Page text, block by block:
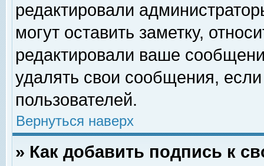
редактировали
могут оставить заметку,
редактировали ваше
удалять свои сообщения,
пользователей.
Вернуться наверх
» Как добавить подпись к